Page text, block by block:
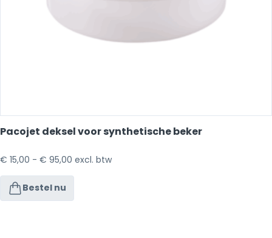
Pacojet deksel voor synthetische beker
€ 15,00 - € 95,00 excl. btw
Bestel nu